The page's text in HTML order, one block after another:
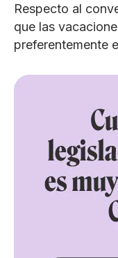
Respecto al
que las
preferentemente